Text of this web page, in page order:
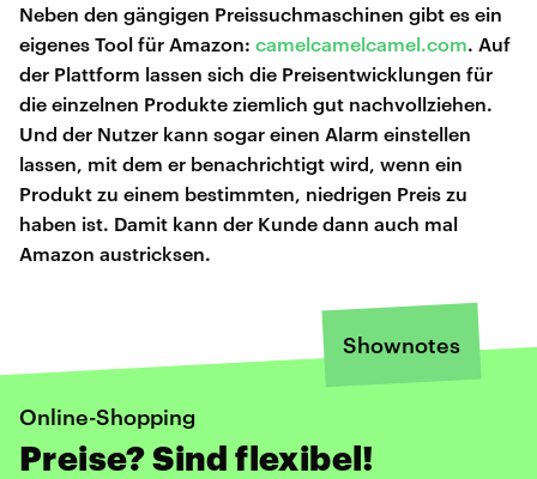
Neben den gängigen Preissuchmaschinen gibt es ein
eigenes Tool für Amazon: camelcamelcamel.com. Auf
der Plattform lassen sich die Preisentwicklungen für
die einzelnen Produkte ziemlich gut nachvollziehen.
Und der Nutzer kann sogar einen Alarm einstellen
lassen, mit dem er benachrichtigt wird, wenn ein
Produkt zu einem bestimmten, niedrigen Preis zu
haben ist. Damit kann der Kunde dann auch mal
Amazon austricksen.
Shownotes
Online-Shopping
Preise? Sind flexibel!